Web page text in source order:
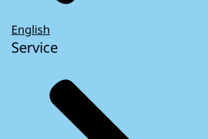
English
Service